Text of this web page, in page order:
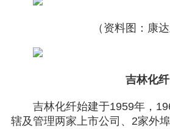
（资料图：康达
吉林化纤
吉林化纤始建于1959年，
辖及管理两家上市公司、2家外